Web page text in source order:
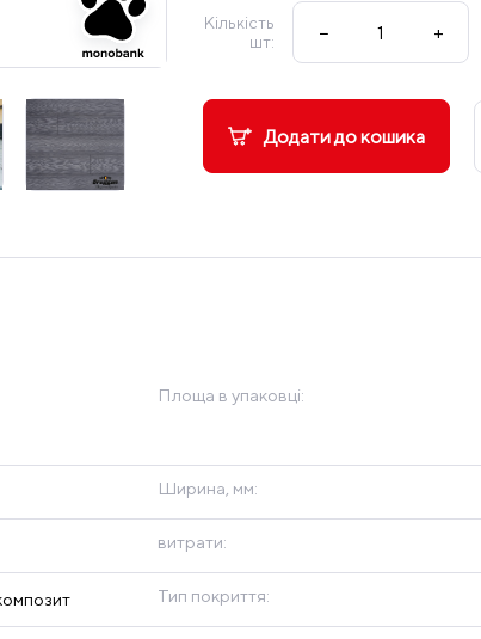
Кількість
шт:
− +
Додати до кошика
Площа в упаковці:
Ширина, мм:
витрати:
Тип покриття: